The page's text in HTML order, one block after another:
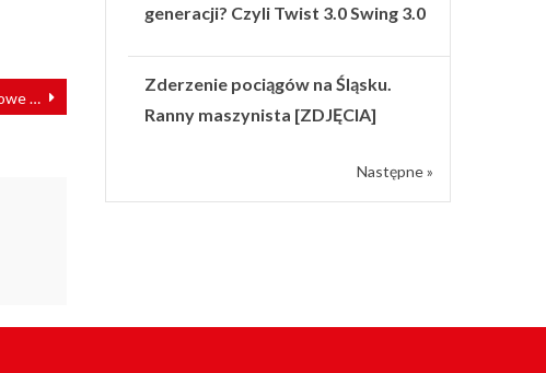
KD otrzymają milionowe dofinansowanie dla swoich inwestycji
generacji? Czyli Twist 3.0 Swing 3.0
Zderzenie pociągów na Śląsku.
Ranny maszynista [ZDJĘCIA]
Następne »